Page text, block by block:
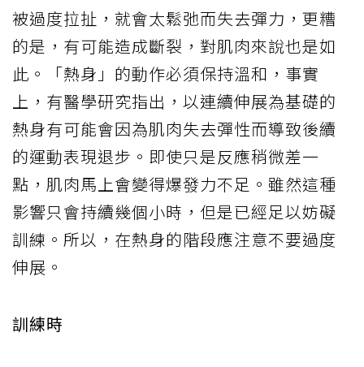
被過度拉扯，就會太鬆弛而失去彈力，更糟
的是，有可能造成斷裂，對肌肉來說也是如
此。「熱身」的動作必須保持溫和，事實
上，有醫學研究指出，以連續伸展為基礎的
熱身有可能會因為肌肉失去彈性而導致後續
的運動表現退步。即使只是反應稍微差一
點，肌肉馬上會變得爆發力不足。雖然這種
影響只會持續幾個小時，但是已經足以妨礙
訓練。所以，在熱身的階段應注意不要過度
伸展。
訓練時